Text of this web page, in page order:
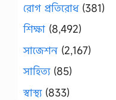
রোগ প্রতিরোধ(381)
শিক্ষা (8,492)
সাজেশন (2,167)
সাহিত্য(85)
স্বাস্থ্য(833)